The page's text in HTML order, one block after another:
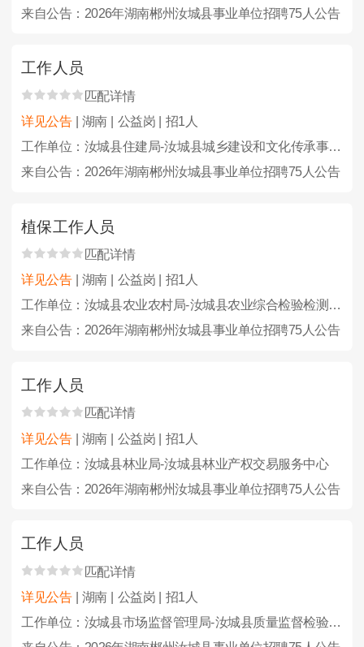
来自公告：2026年湖南郴州汝城县事业单位招聘75人公告
工作人员
匹配详情
详见公告
| 湖南 | 公益岗 | 招1人
工作单位：汝城县住建局-汝城县城乡建设和文化传承事务中心
来自公告：2026年湖南郴州汝城县事业单位招聘75人公告
植保工作人员
匹配详情
详见公告
| 湖南 | 公益岗 | 招1人
工作单位：汝城县农业农村局-汝城县农业综合检验检测中心
来自公告：2026年湖南郴州汝城县事业单位招聘75人公告
工作人员
匹配详情
详见公告 | 湖南 | 公益岗 | 招1人
工作单位：汝城县林业局-汝城县林业产权交易服务中心
来自公告：2026年湖南郴州汝城县事业单位招聘75人公告
工作人员
匹配详情
详见公告
| 湖南 | 公益岗 | 招1人
工作单位：汝城县市场监督管理局-汝城县质量监督检验及计量检定中心